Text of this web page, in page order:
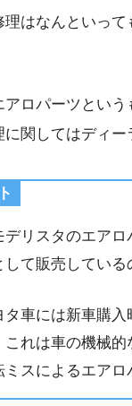
理はなんといっ
アロパーツとい
に関してはディー
デリスタのエア
して販売している
タ車には新車購
これは車の機械
ミスによるエアロ